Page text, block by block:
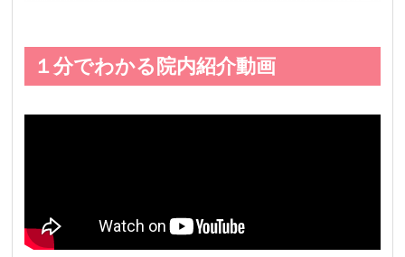
１分でわかる院内紹介動画